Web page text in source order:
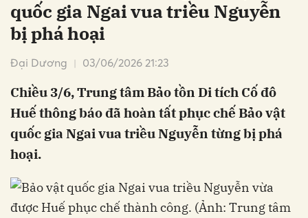
quốc gia Ngai vua triều Nguyễn
bị phá hoại
Đại Dương 03/06/2026 21:23
Chiều 3/6, Trung tâm Bảo tồn Di tích Cố đô
Huế thông báo đã hoàn tất phục chế Bảo vật
quốc gia Ngai vua triều Nguyễn từng bị phá
hoại.
Hủy Gửi